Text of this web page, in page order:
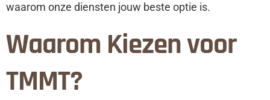
waarom onze diensten jouw beste optie is.
Waarom Kiezen voor
TMMT?